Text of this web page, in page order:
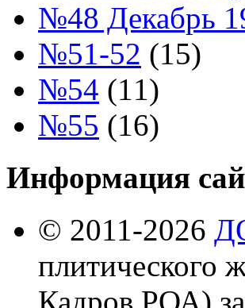
№48 Декабрь
№51-52 (15)
№54 (11)
№55 (16)
Информация
© 2011-2026
плитического